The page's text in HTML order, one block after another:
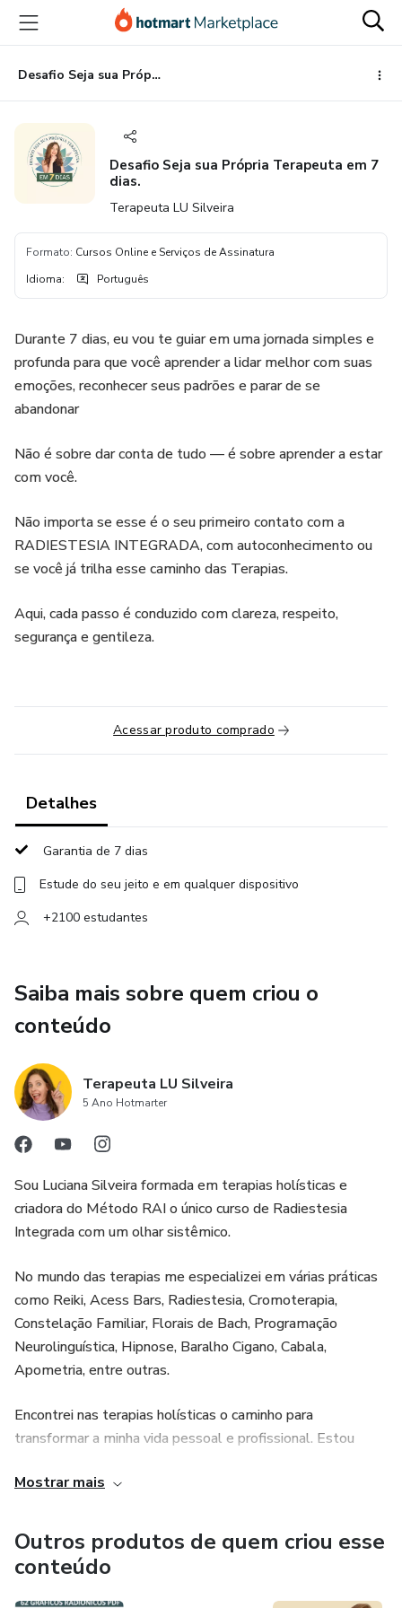
para
conteúdo
principal
para
pagamento
para
rodapé
Desafio Seja sua Própria Terapeuta em 7 dias.
Desafio Seja sua Própria Terapeuta em 7
dias.
Terapeuta LU Silveira
Formato: Cursos Online e Serviços de Assinatura
Idioma: Português
Durante 7 dias, eu vou te guiar em uma jornada simples e
profunda para que você aprender a lidar melhor com suas
emoções, reconhecer seus padrões e parar de se
abandonar
Não é sobre dar conta de tudo — é sobre aprender a estar
com você.
Não importa se esse é o seu primeiro contato com a
RADIESTESIA INTEGRADA, com autoconhecimento ou
se você já trilha esse caminho das Terapias.
Aqui, cada passo é conduzido com clareza, respeito,
segurança e gentileza.
Acessar produto comprado
Detalhes
Garantia de 7 dias
Estude do seu jeito e em qualquer dispositivo
+2100 estudantes
Saiba mais sobre quem criou o
conteúdo
Terapeuta LU Silveira
5 Ano Hotmarter
Sou Luciana Silveira formada em terapias holísticas e
criadora do Método RAI o único curso de Radiestesia
Integrada com um olhar sistêmico.
No mundo das terapias me especializei em várias práticas
como Reiki, Acess Bars, Radiestesia, Cromoterapia,
Constelação Familiar, Florais de Bach, Programação
Neurolinguística, Hipnose, Baralho Cigano, Cabala,
Apometria, entre outras.
Encontrei nas terapias holísticas o caminho para
transformar a minha vida pessoal e profissional. Estou
terapias integrativas, seguindo os princípios do holismo ao
elementos físicos, emocionais, mentais e espirituais de
cada ser.
O olhar sistêmico sempre foi a chave do meu trabalho
Mostrar mais
Outros produtos de quem criou esse
conteúdo